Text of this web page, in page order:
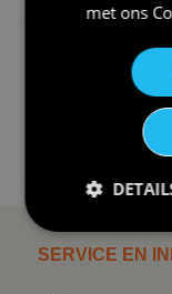
SERVICE EN
met ons